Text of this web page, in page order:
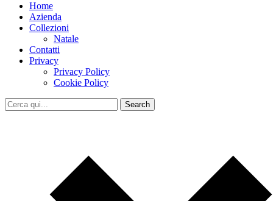
Home
Azienda
Collezioni
Natale
Contatti
Privacy
Privacy Policy
Cookie Policy